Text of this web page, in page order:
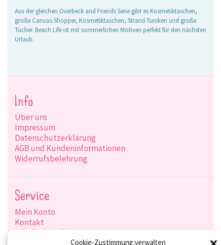
Cookie-Zustimmung verwalten
Aus der gleichen Overbeck and Friends Serie gibt es Kosmetiktaschen,
große Canvas-Shopper, Kosmetiktaschen, Strand-Tuniken und große
Tücher. Beach Life ist mit sommerlichen Motiven perfekt für den nächsten
Urlaub.
Info
Über uns
Impressum
Datenschutzerklärung
AGB und Kundeninformationen
Widerrufsbelehrung
Service
Mein Konto
Kontakt
Händlerkonditionen